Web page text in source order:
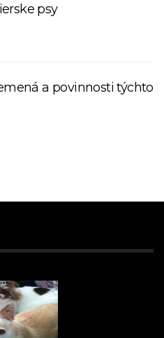
psy
a povinnosti týchto